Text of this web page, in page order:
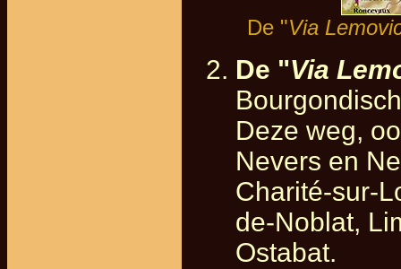
De "Via
De "Via
Deze weg,
Nevers en
Charité-sur-
de-Noblat,
Ostabat.